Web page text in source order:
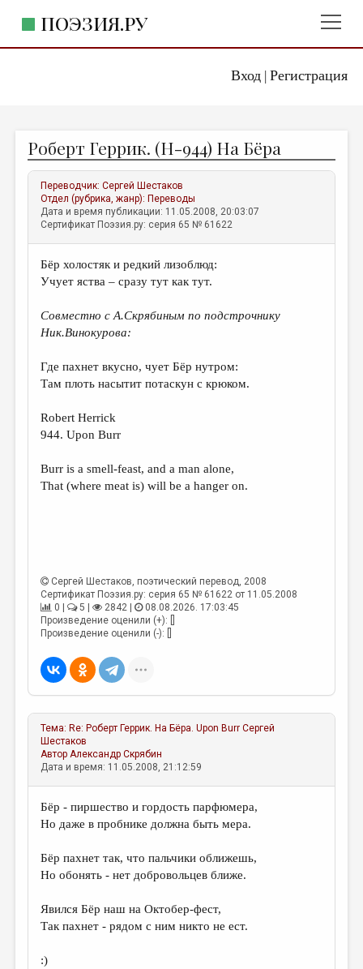
Вход| Регистрация
ПОЭЗИЯ.РУ
ЖАНРЫ
АВТОРЫ
КОММЕНТАРИИ
ЛИТСАЛОН
НОВОСТИ
ОТДЕЛЫ И РУБРИКИ
ИЗБРАННОЕ
ДАЙДЖЕСТ
ПРОИЗВЕДЕНИЯ
ПЕРЕВОДЫ
КОНКУРСЫ
СТРАНИЦЫ ПАМЯТИ
ОБЪЯВЛЕНИЯ
РЕДКОЛЛЕГИЯ
МАЛАЯ ПРОЗА
ЭССЕИСТИКА
ЛИТЕРАТУРОВЕДЕНИЕ
КУЛЬТУРОВЕДЕНИЕ
РЕЦЕНЗИРОВАНИЕ
ЦИКЛЫ ПУБЛИКАЦИЙ
ТРЕДИАКОВСКИЙ
МЕДИА
Роберт Геррик. (H-944) На Бёра
Переводчик:Сергей Шестаков
Отдел (рубрика, жанр): Переводы
Дата и время публикации: 11.05.2008, 20:03:07
Сертификат Поэзия.ру: серия 65 № 61622
Бёр холостяк и редкий лизоблюд:
Учует яства – сразу тут как тут.
Совместно с А.Скрябиным по подстрочнику
Ник.Винокурова:
Где пахнет вкусно, чует Бёр нутром:
Там плоть насытит потаскун с крюком.
Robert Herrick
944. Upon Burr
Burr is a smell-feast, and a man alone,
That (where meat is) will be a hanger on.
Сергей Шестаков, поэтический перевод, 2008
Сертификат Поэзия.ру: серия 65 № 61622 от 11.05.2008
0 |
5 | 2842 |
08.08.2026. 17:03:45
Произведение оценили (+): []
Произведение оценили (-): []
Тема: Re: Роберт Геррик. На Бёра. Upon Burr Сергей
Шестаков
АвторАлександр Скрябин
Дата и время: 11.05.2008, 21:12:59
Бёр - пиршество и гордость парфюмера,
Но даже в пробнике должна быть мера.
Бёр пахнет так, что пальчики оближешь,
Но обонять - нет добровольцев ближе.
Явился Бёр наш на Октобер-фест,
Так пахнет - рядом с ним никто не ест.
:)